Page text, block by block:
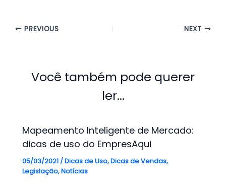
PREVIOUS NEXT
Você também pode querer
ler...
Mapeamento Inteligente de Mercado:
dicas de uso do EmpresAqui
05/03/2021 /Dicas de Uso,Dicas de Vendas,
Legislação,Notícias